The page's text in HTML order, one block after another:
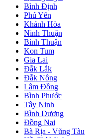
Bình Định
Phú Yên
Khánh Hòa
Ninh Thuận
Bình Thuận
Kon Tum
Gia Lai
Đắk Lắk
Đắk Nông
Lâm Đồng
Bình Phước
Tây Ninh
Bình Dương
Đồng Nai
Bà Rịa - Vũng Tàu